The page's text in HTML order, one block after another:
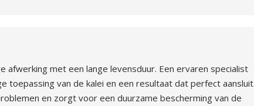
met een lange levensduur. Een ervaren specialist
van de kalei en een resultaat dat perfect aansluit
en zorgt voor een duurzame bescherming van de